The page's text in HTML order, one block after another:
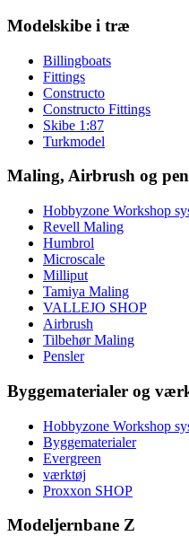
Modelskibe i træ
Billingboats
Fittings
Constructo
Constructo Fittings
Skibe 1:87
Turkmodel
Maling, Airbrush og
Hobbyzone Workshop
Revell Maling
Humbrol
Microscale
Milliput
Tamiya Maling
VALLEJO SHOP
Airbrush
Tilbehør Maling
Pensler
Byggematerialer og
Hobbyzone Workshop
Byggematerialer
Evergreen
værktøj
Proxxon SHOP
Modeljernbane Z